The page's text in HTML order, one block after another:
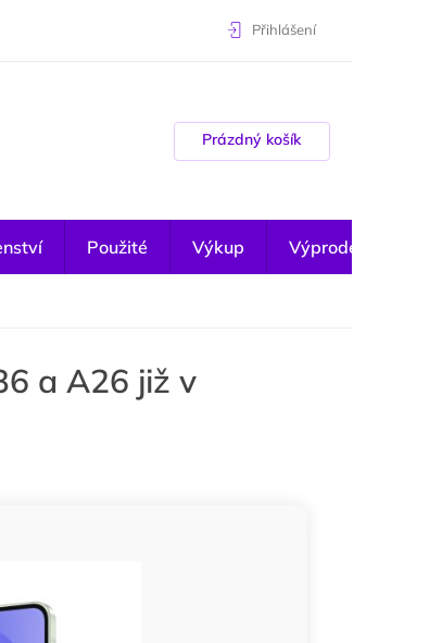
Přihlášení
Nákupní košík
Prázdný košík
Výprodej
Použité Výkup
a A26 již v